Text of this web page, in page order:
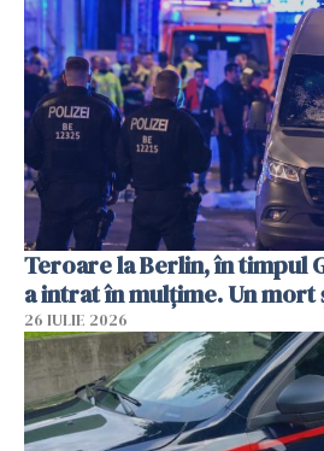
Teroare la Berlin, în timpul
a intrat în mulțime. Un mort
26 IULIE 2026